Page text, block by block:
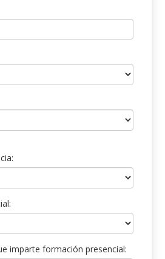
imparte formación presencial: